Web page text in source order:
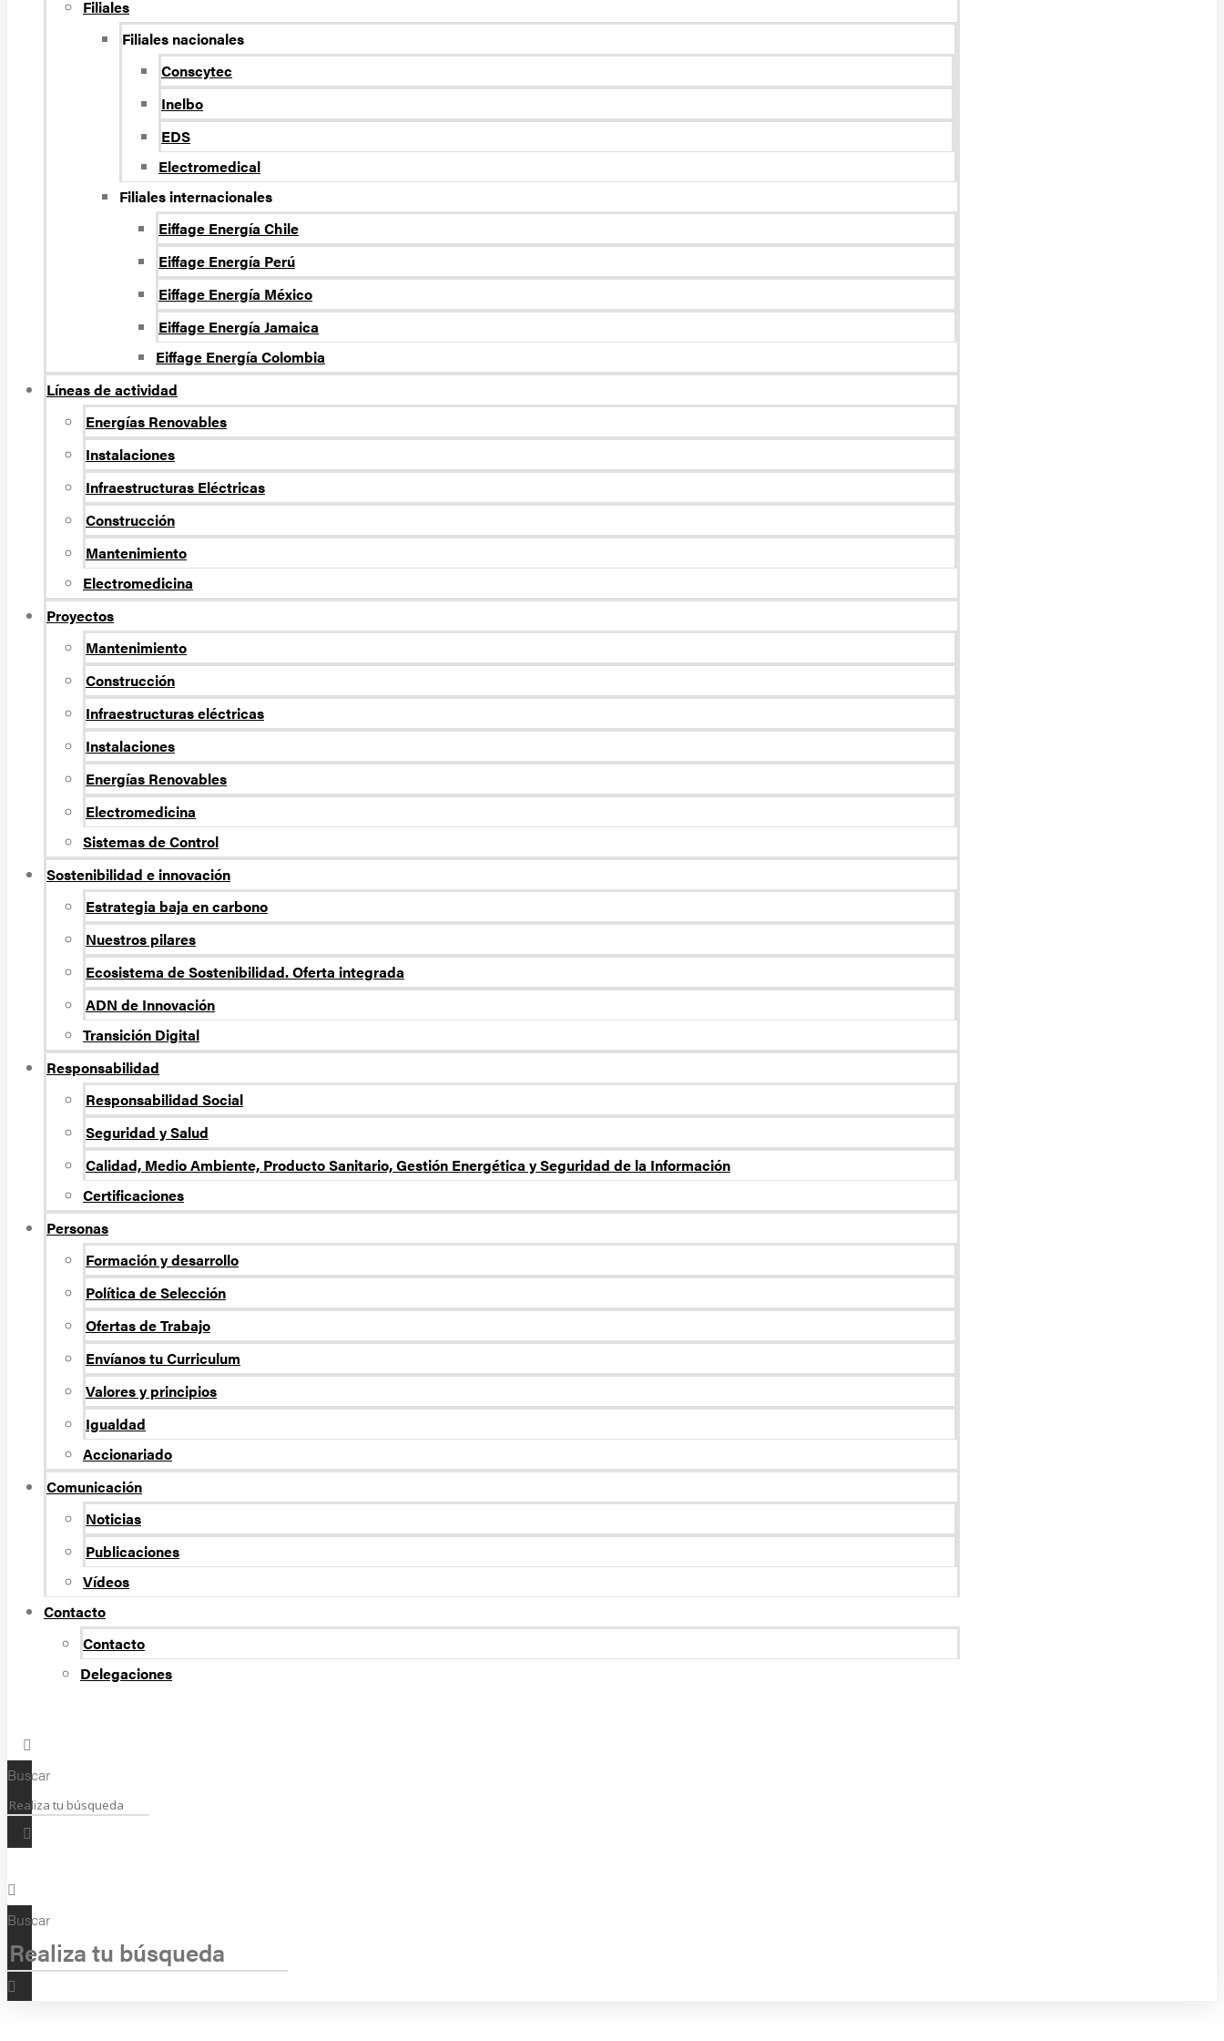
Filiales
Filiales nacionales
Conscytec
Inelbo
EDS
Electromedical
Filiales internacionales
Eiffage Energía Chile
Eiffage Energía Perú
Eiffage Energía México
Eiffage Energía Jamaica
Eiffage Energía Colombia
Líneas de actividad
Energí­as Renovables
Instalaciones
Infraestructuras Eléctricas
Construcción
Mantenimiento
Electromedicina
Proyectos
Mantenimiento
Construcción
Infraestructuras eléctricas
Instalaciones
Energías Renovables
Electromedicina
Sistemas de Control
Sostenibilidad e innovación
Estrategia baja en carbono
Nuestros pilares
Ecosistema de Sostenibilidad. Oferta integrada
ADN de Innovación
Transición Digital
Responsabilidad
Responsabilidad Social
Seguridad y Salud
Calidad, Medio Ambiente, Producto Sanitario, Gestión Energética y Seguridad de la Información
Certificaciones
Personas
Formación y desarrollo
Política de Selección
Ofertas de Trabajo
Envíanos tu Curriculum
Valores y principios
Igualdad
Accionariado
Comunicación
Noticias
Publicaciones
Vídeos
Contacto
Contacto
Delegaciones
Buscar
Buscar